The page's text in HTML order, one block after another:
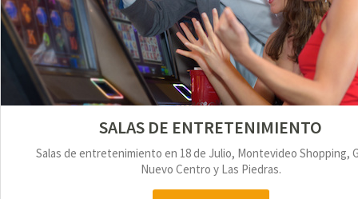
SALAS DE ENTRETENIMIENTO
Salas de entretenimiento en 18 de Julio, Montevideo Shopping,
Nuevo Centro y Las Piedras.